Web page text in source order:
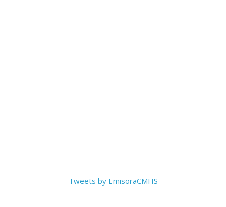
Tweets by EmisoraCMHS